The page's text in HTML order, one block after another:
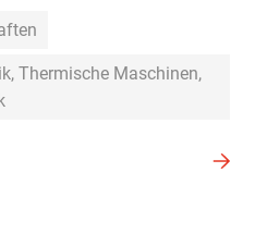
Thermische Maschinen,